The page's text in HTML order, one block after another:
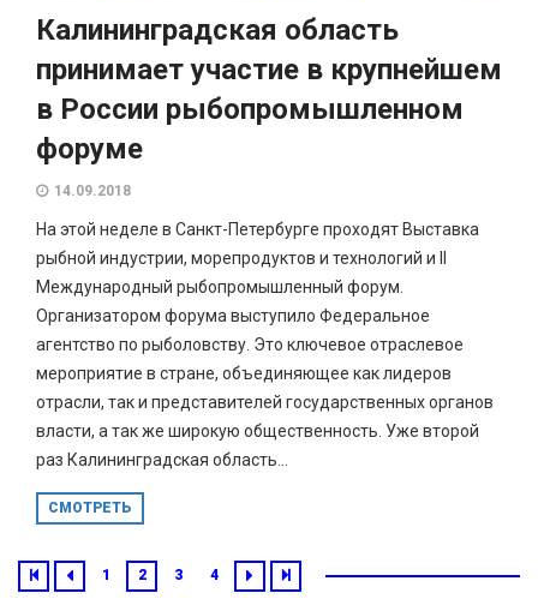
Калининградская область
принимает участие в крупнейшем
в России рыбопромышленном
форуме
14.09.2018
На этой неделе в Санкт-Петербурге проходят Выставка
рыбной индустрии, морепродуктов и технологий и II
Международный рыбопромышленный форум.
Организатором форума выступило Федеральное
агентство по рыболовству. Это ключевое отраслевое
мероприятие в стране, объединяющее как лидеров
отрасли, так и представителей государственных органов
власти, а так же широкую общественность. Уже второй
раз Калининградская область...
СМОТРЕТЬ
1 2 3 4